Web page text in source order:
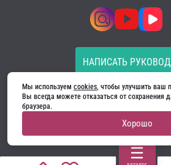
НАПИСАТЬ
Все материалы на сайте
ООО «Ягуар-М» — входные и
Политика
Договор оферты
Cookie
Мы используем cookies, чтобы улучшить ваш
Вы всегда можете отказаться от сохранения
браузера.
Хорошо